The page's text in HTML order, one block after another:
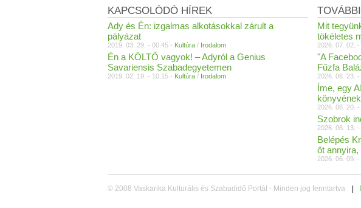
Mit
tökéletes
2026. 07. 02.
"A
Fűzfa
2026. 06. 23.
Íme, egy
2026. 06. 20.
Szobrok
2026. 06. 13.
Belépés
őt
2026. 06. 09.
KAPCSOLÓDÓ HÍREK
Ady és Én: izgalmas alkotásokkal zárult a
pályázat
2019. 03. 29. - 00:45 - Kultúra / Irodalom
Én a KÖLTŐ vagyok! – Adyról a Genius
Savariensis Szabadegyetemen
2019. 02. 19. - 10:15 - Kultúra / Irodalom
© 2008 Vaskarika Kulturális és Szabadidő Portál - Minden jog fenntartva